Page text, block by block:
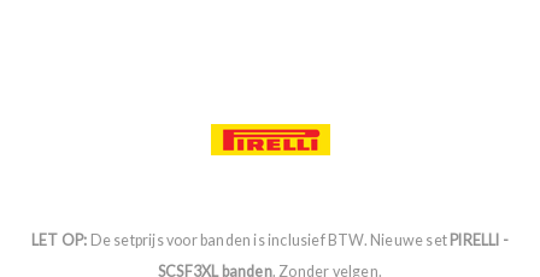
LET OP: De setprijs voor banden is inclusief BTW. Nieuwe set PIRELLI -
SCSF3XL banden. Zonder velgen.